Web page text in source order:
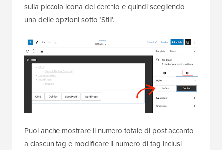
sulla piccola icona del cerchio e quindi scegliendo
una delle opzioni sotto ‘Stili’.
Puoi anche mostrare il numero totale di post accanto
a ciascun tag e modificare il numero di tag inclusi